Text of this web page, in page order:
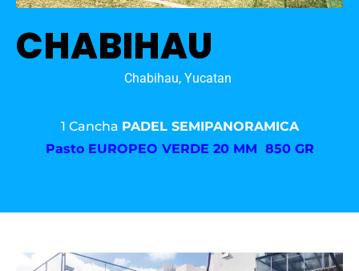
CHABIHAU
Chabihau, Yucatan
1 Cancha PADEL SEMIPANORAMICA
Pasto EUROPEO VERDE 20 MM 850 GR